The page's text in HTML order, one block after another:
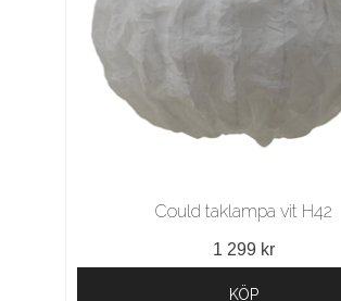
Could taklampa vit H42
1 299 kr
KÖP